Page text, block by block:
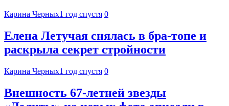
Карина Черных1 год спустя 0
Елена Летучая снялась в бра-топе и
раскрыла секрет стройности
Карина Черных1 год спустя 0
Внешность 67-летней звезды